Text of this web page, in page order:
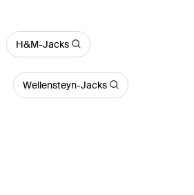
H&M-Jacks
Wellensteyn-Jacks